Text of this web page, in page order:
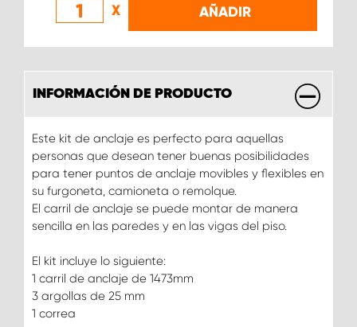
X AÑADIR
INFORMACIÓN DE PRODUCTO
Este kit de anclaje es perfecto para aquellas
personas que desean tener buenas posibilidades
para tener puntos de anclaje movibles y flexibles en
su furgoneta, camioneta o remolque.
El carril de anclaje se puede montar de manera
sencilla en las paredes y en las vigas del piso.
El kit incluye lo siguiente:
1 carril de anclaje de 1473mm
3 argollas de 25 mm
1 correa